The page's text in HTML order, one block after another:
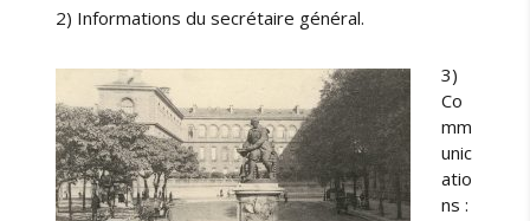
0
2) Informations du secrétaire général.
3)
Co
mm
unic
atio
ns :